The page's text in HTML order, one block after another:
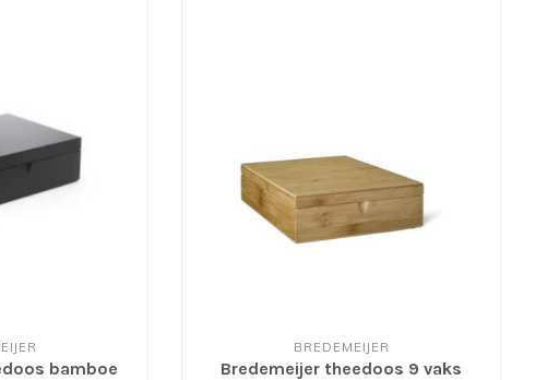
bamboe
BREDEMEIJER
Bredemeijer theedoos 9 vaks